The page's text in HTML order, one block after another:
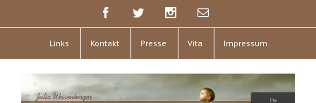
Links Kontakt Presse Vita Impressum